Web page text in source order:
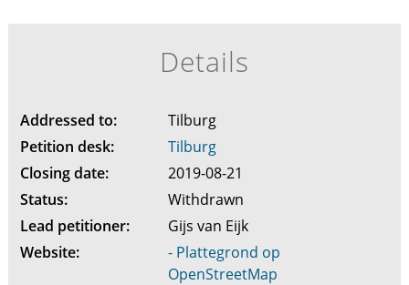
Details
Addressed to:
Tilburg
Petition desk:
Tilburg
Closing date:
2019-08-21
Status:
Withdrawn
Lead petitioner:
Gijs van Eijk
Website:
- Plattegrond op
OpenStreetMap